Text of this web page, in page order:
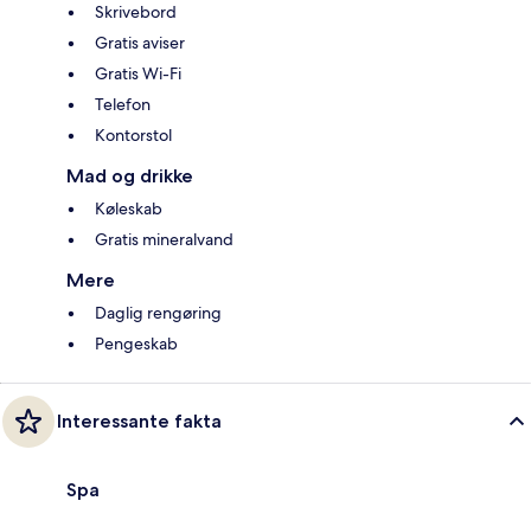
Skrivebord
Gratis aviser
Gratis Wi-Fi
Telefon
Kontorstol
Mad og drikke
Køleskab
Gratis mineralvand
Mere
Daglig rengøring
Pengeskab
Interessante fakta
Spa